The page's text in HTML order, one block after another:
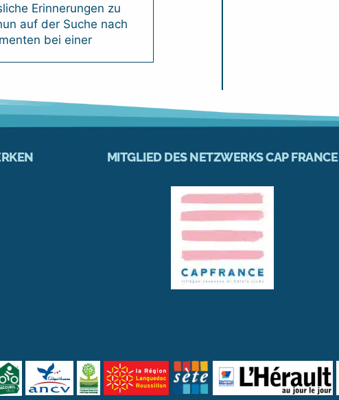
Erinnerungen zu
auf der Suche nach
bei einer
MITGLIED DES NETZWERKS CAP FRANCE